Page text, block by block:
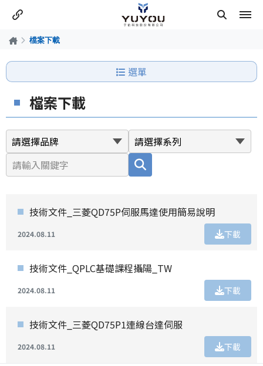
檔案下載
選單
檔案下載
技術文件_三菱QD75P伺服馬達使用簡易說明
2024.08.11 下載
技術文件_QPLC基礎課程攝陽_TW
2024.08.11 下載
技術文件_三菱QD75P1連線台達伺服
2024.08.11 下載